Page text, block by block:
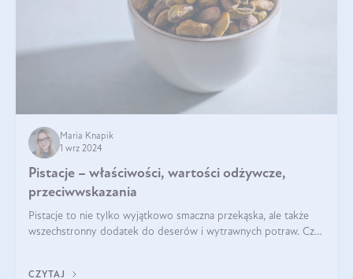
Maria Knapik
1 wrz 2024
Pistacje – właściwości, wartości odżywcze,
przeciwwskazania
Pistacje to nie tylko wyjątkowo smaczna przekąska, ale także
wszechstronny dodatek do deserów i wytrawnych potraw. Czy
CZYTAJ